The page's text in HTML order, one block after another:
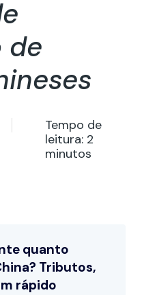
de
Tempo de
leitura: 2
minutos
quanto
Tributos,
rápido